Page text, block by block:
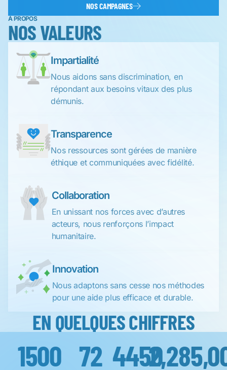
NOS CAMPAGNES
À PROPOS
NOS VALEURS
Impartialité
Nous aidons sans discrimination, en
répondant aux besoins vitaux des plus
démunis.
Transparence
Nos ressources sont gérées de manière
éthique et communiquées avec fidélité.
Collaboration
En unissant nos forces avec d’autres
acteurs, nous renforçons l’impact
humanitaire.
Innovation
Nous adaptons sans cesse nos méthodes
pour une aide plus efficace et durable.
EN QUELQUES CHIFFRES
1500 72 4450